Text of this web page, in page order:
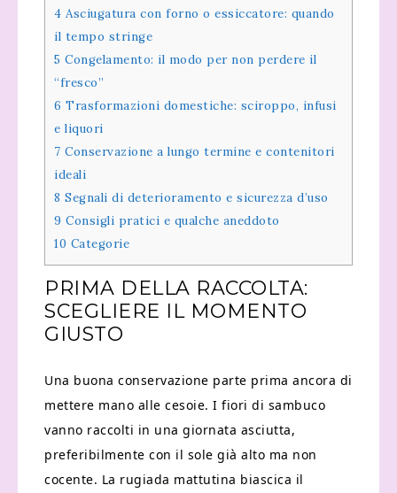
4 Asciugatura con forno o essiccatore: quando
il tempo stringe
5 Congelamento: il modo per non perdere il
“fresco”
6 Trasformazioni domestiche: sciroppo, infusi
e liquori
7 Conservazione a lungo termine e contenitori
ideali
8 Segnali di deterioramento e sicurezza d’uso
9 Consigli pratici e qualche aneddoto
10 Categorie
PRIMA DELLA RACCOLTA:
SCEGLIERE IL MOMENTO
GIUSTO
Una buona conservazione parte prima ancora di
mettere mano alle cesoie. I fiori di sambuco
vanno raccolti in una giornata asciutta,
preferibilmente con il sole già alto ma non
cocente. La rugiada mattutina biascica il